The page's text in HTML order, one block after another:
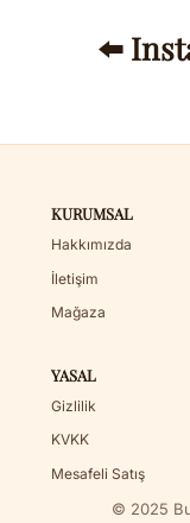
⬅️
KURUMSAL
Hakkımızda
İletişim
Mağaza
YASAL
Gizlilik
KVKK
Mesafeli Satış
© 2025